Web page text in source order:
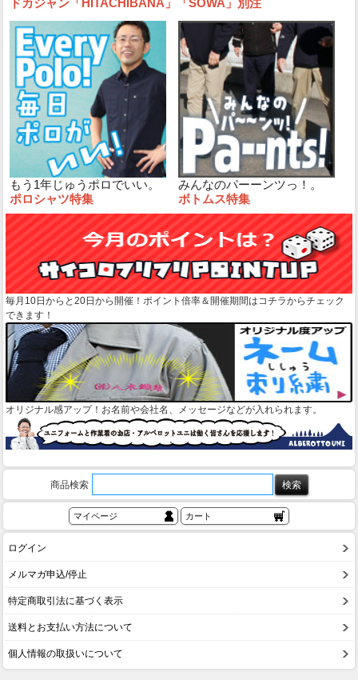
ドカジャン「HITACHIBANA」「SOWA」別注
もう1年じゅうポロでいい。
ポロシャツ特集
みんなのパーーンツっ！。
ボトムス特集
毎月10日からと20日から開催！ポイント倍率＆開催期間はコチラからチェック
できます！
オリジナル感アップ！お名前や会社名、メッセージなどが入れられます。
商品検索
マイページ カート
ログイン
メルマガ申込/停止
特定商取引法に基づく表示
送料とお支払い方法について
個人情報の取扱いについて